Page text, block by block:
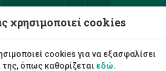
χρησιμοποιεί cookies
cookies για να εξασφαλίσει
όπως καθορίζεται εδώ.